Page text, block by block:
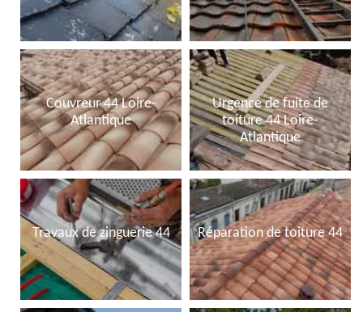
Couvreur 44 Loire-
Atlantique
Urgence de fuite de
toiture 44 Loire-
Atlantique
Travaux de zinguerie 44 Réparation de toiture 44